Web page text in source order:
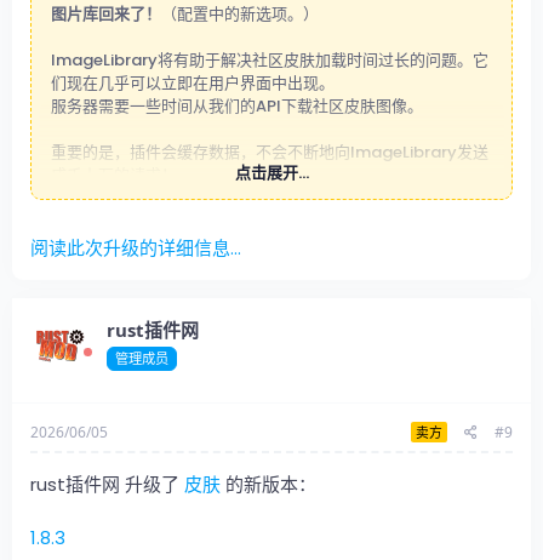
图片库回来了！
（配置中的新选项。）
ImageLibrary将有助于解决社区皮肤加载时间过长的问题。它
们现在几乎可以立即在用户界面中出现。
服务器需要一些时间从我们的API下载社区皮肤图像。
重要的是，插件会缓存数据，不会不断地向ImageLibrary发送
- 一些图片可能未下载！
3. 批量下载错误 – 服务器无法访问API或API过载。
点击展开...
阅读此次升级的详细信息...
rust插件网
管理成员
2026/06/05 卖方 #9
rust插件网 升级了 皮肤 的新版本：
1.8.3